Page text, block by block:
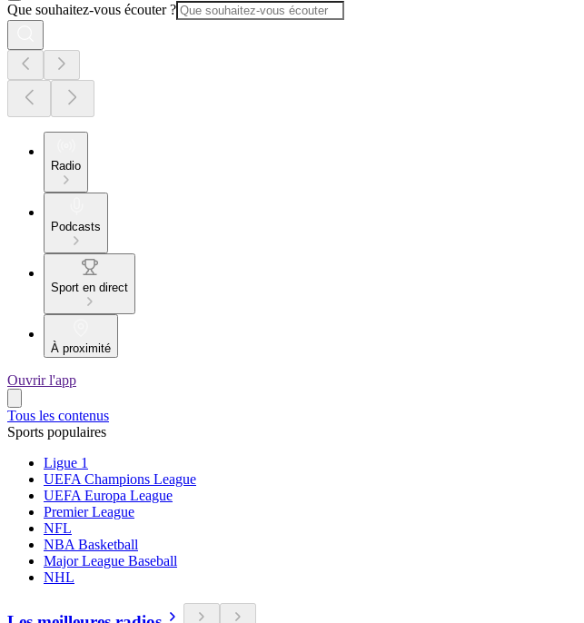
Que souhaitez-vous écouter ?
Radio
Podcasts
Sport en direct
À proximité
Ouvrir l'app
Tous les contenus
Sports populaires
Ligue 1
UEFA Champions League
UEFA Europa League
Premier League
NFL
NBA Basketball
Major League Baseball
NHL